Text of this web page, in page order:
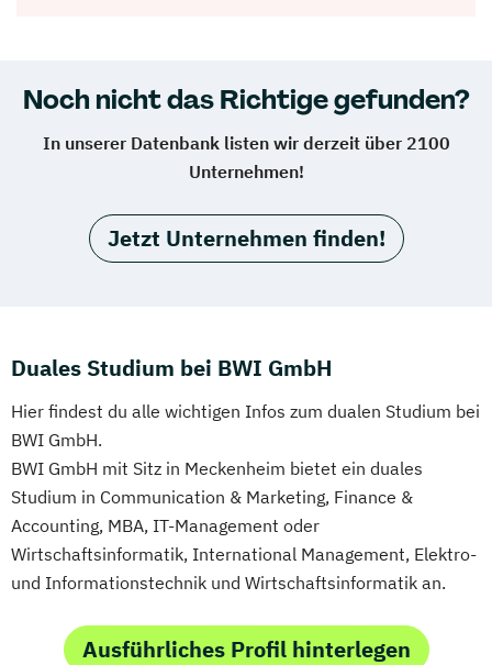
Noch nicht das Richtige gefunden?
In unserer Datenbank listen wir derzeit über 2100
Unternehmen!
Jetzt Unternehmen finden!
Duales Studium bei BWI GmbH
Hier findest du alle wichtigen Infos zum dualen Studium bei
BWI GmbH.
BWI GmbH mit Sitz in Meckenheim bietet ein duales
Studium in Communication & Marketing, Finance &
Accounting, MBA, IT-Management oder
Wirtschaftsinformatik, International Management, Elektro-
und Informationstechnik und Wirtschaftsinformatik an.
Ausführliches Profil hinterlegen